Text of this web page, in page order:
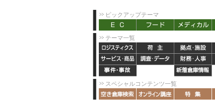
ピックアップテーマ
テーマ一覧
スペシャルコンテンツ一覧